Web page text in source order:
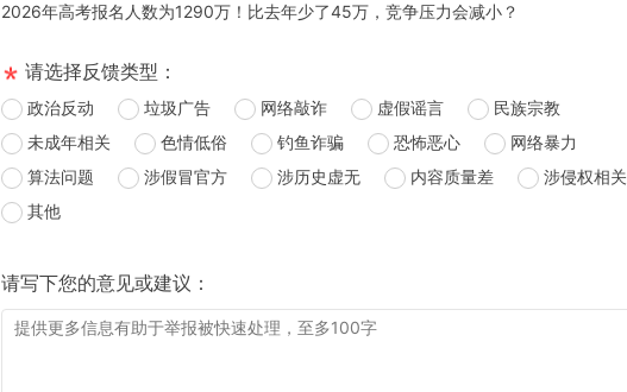
2026年高考报名人数为1290万！比去年少了45万，竞争压力会减小？
请选择反馈类型：
政治反动 垃圾广告 网络敲诈 虚假谣言
民族宗教
未成年相关
色情低俗 钓鱼诈骗 恐怖恶心
网络暴力
算法问题
涉假冒官方 涉历史虚无 内容质量差
涉侵权相关
其他
请写下您的意见或建议：